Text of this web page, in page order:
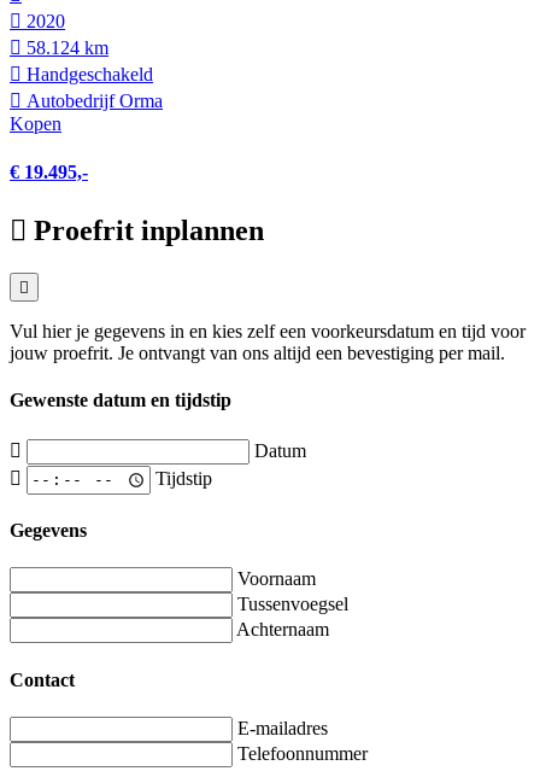
2020
58.124 km
Hand­geschakeld
Autobedrijf Orma
Kopen
€ 19.495,-
Proefrit inplannen
Vul hier je gegevens in en kies zelf een voorkeursdatum en tijd voor
jouw proefrit. Je ontvangt van ons altijd een bevestiging per mail.
Gewenste datum en tijdstip
Datum
Tijdstip
Gegevens
Voornaam
Tussenvoegsel
Achternaam
Contact
E-mailadres
Telefoonnummer